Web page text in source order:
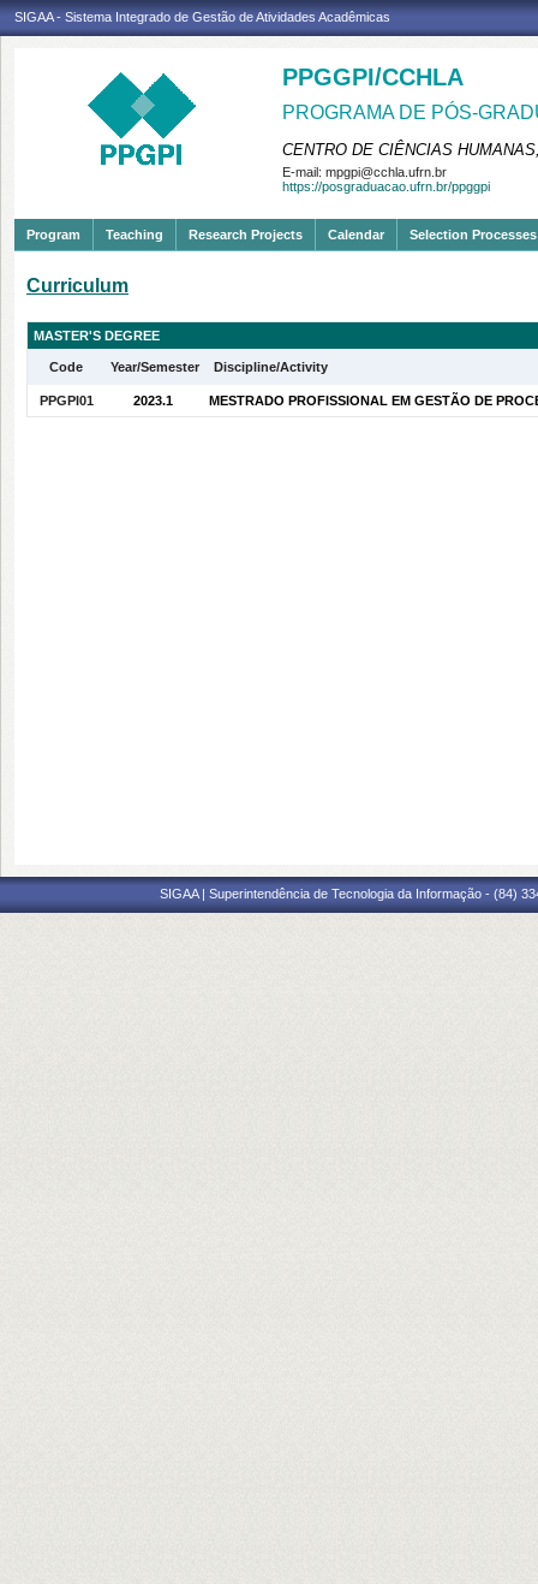
SIGAA - Sistema Integrado de Gestão de Atividades Acadêmicas
PPGGPI/CCHLA
PROGRAMA DE PÓS-
CENTRO DE CIÊNCIAS
E-mail: mpgpi@cchla.ufrn.br
https://posgraduacao.ufrn.br/ppggpi
Program Teaching Research Projects Calendar Selection Processes
Curriculum
MASTER'S DEGREE
Code Year/Semester Discipline/Activity
PPGPI01 2023.1 MESTRADO PROFISSIONAL EM GESTÃO DE
SIGAA | Superintendência de Tecnologia da Informação - (84)